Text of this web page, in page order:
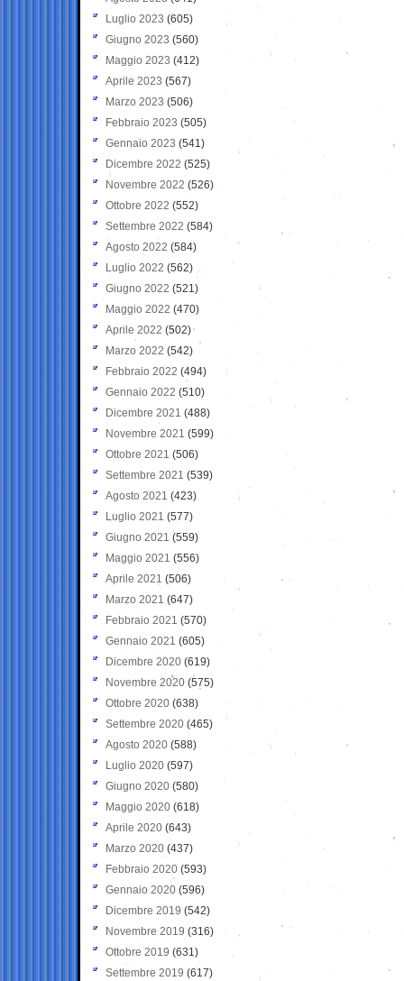
Luglio 2023 (605)
Giugno 2023 (560)
Maggio 2023 (412)
Aprile 2023 (567)
Marzo 2023 (506)
Febbraio 2023 (505)
Gennaio 2023 (541)
Dicembre 2022 (525)
Novembre 2022 (526)
Ottobre 2022 (552)
Settembre 2022 (584)
Agosto 2022 (584)
Luglio 2022 (562)
Giugno 2022 (521)
Maggio 2022 (470)
Aprile 2022 (502)
Marzo 2022 (542)
Febbraio 2022 (494)
Gennaio 2022 (510)
Dicembre 2021 (488)
Novembre 2021 (599)
Ottobre 2021 (506)
Settembre 2021 (539)
Agosto 2021 (423)
Luglio 2021 (577)
Giugno 2021(559)
Maggio 2021 (556)
Aprile 2021 (506)
Marzo 2021 (647)
Febbraio 2021 (570)
Gennaio 2021 (605)
Dicembre 2020 (619)
Novembre 2020 (575)
Ottobre 2020 (638)
Settembre 2020(465)
Agosto 2020 (588)
Luglio 2020 (597)
Giugno 2020 (580)
Maggio 2020 (618)
Aprile 2020 (643)
Marzo 2020 (437)
Febbraio 2020 (593)
Gennaio 2020 (596)
Dicembre 2019 (542)
Novembre 2019 (316)
Ottobre 2019 (631)
Settembre 2019 (617)